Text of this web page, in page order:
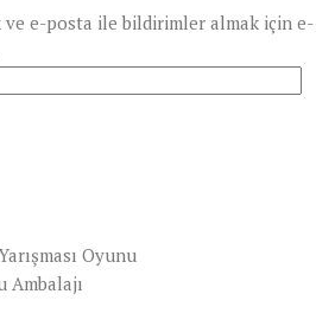
ve e-posta ile bildirimler almak için e-
Oyunu
Ambalajı